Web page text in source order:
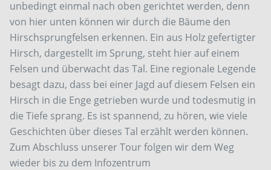
unbedingt einmal nach oben gerichtet werden, denn
von hier unten können wir durch die Bäume den
Hirschsprungfelsen erkennen. Ein aus Holz gefertigter
Hirsch, dargestellt im Sprung, steht hier auf einem
Felsen und überwacht das Tal. Eine regionale Legende
besagt dazu, dass bei einer Jagd auf diesem Felsen ein
Hirsch in die Enge getrieben wurde und todesmutig in
die Tiefe sprang. Es ist spannend, zu hören, wie viele
Geschichten über dieses Tal erzählt werden können.
Zum Abschluss unserer Tour folgen wir dem Weg
wieder bis zu dem Infozentrum